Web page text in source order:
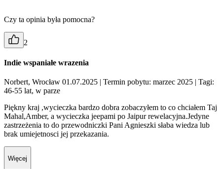
Czy ta opinia była pomocna?
2
Indie wspaniałe wrazenia
Norbert, Wrocław 01.07.2025 | Termin pobytu: marzec 2025 | Tagi:
46-55 lat, w parze
Piękny kraj ,wycieczka bardzo dobra zobaczyłem to co chciałem Taj
Mahal,Amber, a wycieczka jeepami po Jaipur rewelacyjna.Jedyne
zastrzeżenia to do przewodniczki Pani Agnieszki słaba wiedza lub
brak umiejetnosci jej przekazania.
Więcej